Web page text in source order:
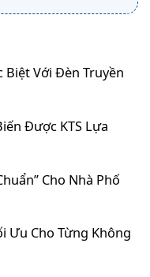
Biệt Với Đèn Truyền
Được KTS Lựa
Cho Nhà Phố
Ưu Cho Từng Không